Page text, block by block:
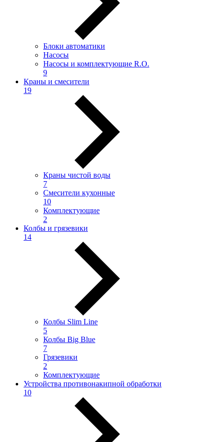
Блоки автоматики
Насосы
Насосы и комплектующие R.O.
9
Краны и смесители
19
Краны чистой воды
7
Смесители кухонные
10
Комплектующие
2
Колбы и грязевики
14
Колбы Slim Line
5
Колбы Big Blue
7
Грязевики
2
Комплектующие
Устройства противонакипной обработки
10